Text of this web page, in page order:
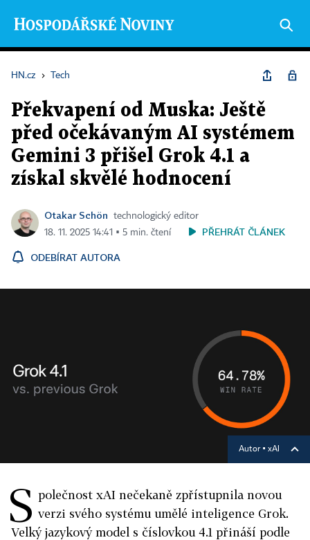
HN.cz › Tech
Překvapení od Muska: Ještě
před očekávaným AI systémem
Gemini 3 přišel Grok 4.1 a
získal skvělé hodnocení
Otakar Schön
technologický editor
18. 11. 2025 14:41 ▪ 5 min. čtení
PŘEHRÁT ČLÁNEK
ODEBÍRAT AUTORA
Autor ▪ xAI
S polečnost xAI nečekaně zpřístupnila novou
verzi svého systému umělé inteligence Grok.
Velký jazykový model s číslovkou 4.1 přináší podle